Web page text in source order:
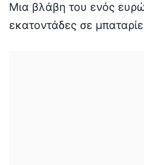
Μια βλάβη του ενός
εκατοντάδες σε